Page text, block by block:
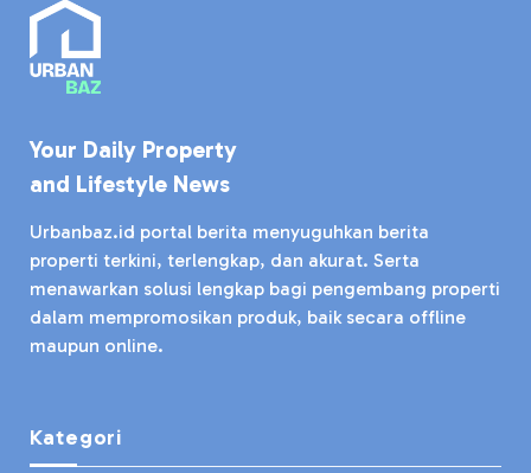
Your Daily Property
and Lifestyle News
Urbanbaz.id portal berita menyuguhkan berita
properti terkini, terlengkap, dan akurat. Serta
menawarkan solusi lengkap bagi pengembang properti
dalam mempromosikan produk, baik secara offline
maupun online.
Kategori